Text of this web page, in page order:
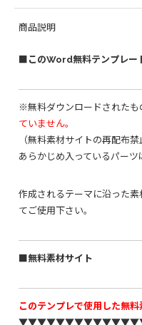
商品説明
■このWord無料テンプレー
※無料ダウンロードされたも
ていません。
（無料素材サイトの再配布禁
あらかじめ入っているパーツ
作成されるテーマに沿った
てご使用下さい。
■無料素材サイト
このテンプレで使用した無